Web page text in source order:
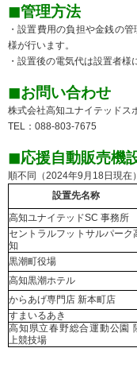
◼︎管理方法
・設置費用の負担や金銭の
様が行います。
・設置後の電気代は設置者様
◼︎お問い合わせ
株式会社高知ユナイテッドス
TEL：088-803-7675
◼︎応援自動販売機
順不同（2024年9月18日現在）
設置先名称
高知ユナイテッドSC 事務所
セントラルフットサルパーク
知
黒潮町役場
高知黒潮ホテル
からあげ専門店 新本町店
すまいるあき
高知県立春野総合運動公園
上競技場